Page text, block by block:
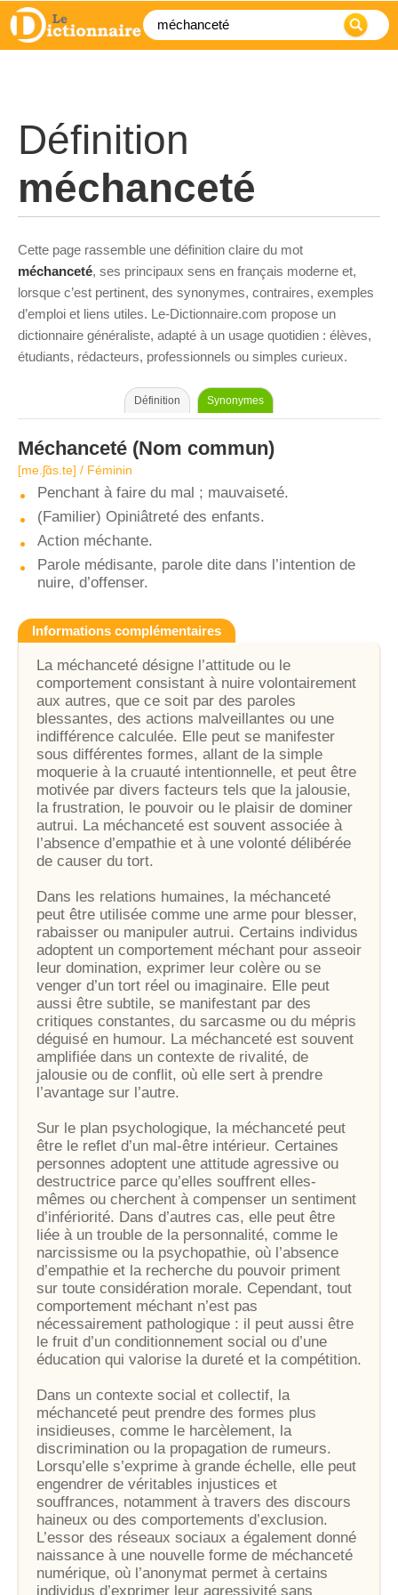
Définition
méchanceté
Cette page rassemble une définition claire du mot
méchanceté, ses principaux sens en français moderne et,
lorsque c’est pertinent, des synonymes, contraires, exemples
d’emploi et liens utiles. Le-Dictionnaire.com propose un
dictionnaire généraliste, adapté à un usage quotidien : élèves,
étudiants, rédacteurs, professionnels ou simples curieux.
Définition Synonymes
Méchanceté (Nom commun)
[me.ʃɑ̃s.te] / Féminin
Penchant à faire du mal ; mauvaiseté.
(Familier) Opiniâtreté des enfants.
Action méchante.
Parole médisante, parole dite dans l’intention de
nuire, d’offenser.
Informations complémentaires
La méchanceté désigne l’attitude ou le
comportement consistant à nuire volontairement
aux autres, que ce soit par des paroles
blessantes, des actions malveillantes ou une
indifférence calculée. Elle peut se manifester
sous différentes formes, allant de la simple
moquerie à la cruauté intentionnelle, et peut être
motivée par divers facteurs tels que la jalousie,
la frustration, le pouvoir ou le plaisir de dominer
autrui. La méchanceté est souvent associée à
l’absence d’empathie et à une volonté délibérée
de causer du tort.
Dans les relations humaines, la méchanceté
peut être utilisée comme une arme pour blesser,
rabaisser ou manipuler autrui. Certains individus
adoptent un comportement méchant pour asseoir
leur domination, exprimer leur colère ou se
venger d’un tort réel ou imaginaire. Elle peut
aussi être subtile, se manifestant par des
critiques constantes, du sarcasme ou du mépris
déguisé en humour. La méchanceté est souvent
amplifiée dans un contexte de rivalité, de
jalousie ou de conflit, où elle sert à prendre
l’avantage sur l’autre.
Sur le plan psychologique, la méchanceté peut
être le reflet d’un mal-être intérieur. Certaines
personnes adoptent une attitude agressive ou
destructrice parce qu’elles souffrent elles-
mêmes ou cherchent à compenser un sentiment
d’infériorité. Dans d’autres cas, elle peut être
liée à un trouble de la personnalité, comme le
narcissisme ou la psychopathie, où l’absence
d’empathie et la recherche du pouvoir priment
sur toute considération morale. Cependant, tout
comportement méchant n’est pas
nécessairement pathologique : il peut aussi être
le fruit d’un conditionnement social ou d’une
éducation qui valorise la dureté et la compétition.
Dans un contexte social et collectif, la
méchanceté peut prendre des formes plus
insidieuses, comme le harcèlement, la
discrimination ou la propagation de rumeurs.
Lorsqu’elle s’exprime à grande échelle, elle peut
engendrer de véritables injustices et
souffrances, notamment à travers des discours
haineux ou des comportements d’exclusion.
L’essor des réseaux sociaux a également donné
naissance à une nouvelle forme de méchanceté
numérique, où l’anonymat permet à certains
individus d’exprimer leur agressivité sans